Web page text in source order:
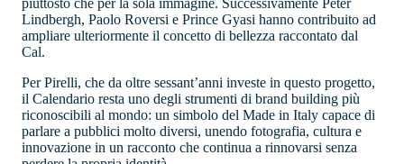
piuttosto che per la sola immagine. Successivamente Peter
Lindbergh, Paolo Roversi e Prince Gyasi hanno contribuito ad
ampliare ulteriormente il concetto di bellezza raccontato dal
Cal.
Per Pirelli, che da oltre sessant’anni investe in questo progetto,
il Calendario resta uno degli strumenti di brand building più
riconoscibili al mondo: un simbolo del Made in Italy capace di
parlare a pubblici molto diversi, unendo fotografia, cultura e
innovazione in un racconto che continua a rinnovarsi senza